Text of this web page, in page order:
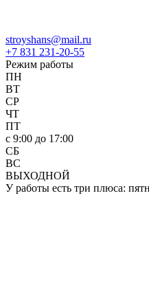
stroyshans@mail.ru
+7 831 231-20-55
Режим работы
ПН
ВТ
СР
ЧТ
ПТ
c 9:00 до 17:00
СБ
ВС
ВЫХОДНОЙ
У работы есть три плюса: